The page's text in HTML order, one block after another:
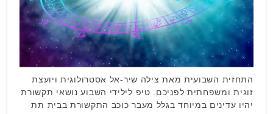
התחזית השבועית מאת צילה שיר-אל אסטרולוגית ויועצת
זוגית ומשפחתית לפניכם. טיפ לילידי השבוע נושאי תקשורת
יהיו עדינים במיוחד בגלל מעבר כוכב התקשורת בבית תת